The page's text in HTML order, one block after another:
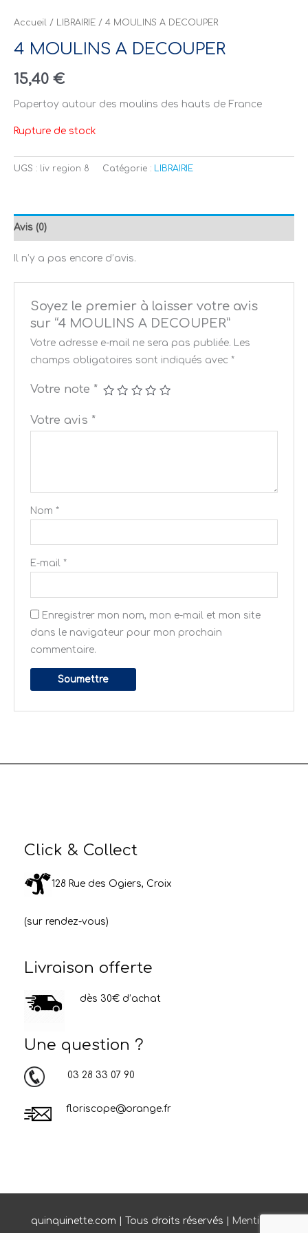
Accueil / LIBRAIRIE / 4 MOULINS A DECOUPER
4 MOULINS A DECOUPER
15,40 €
Papertoy autour des moulins des hauts de France
Rupture de stock
UGS : liv region 8 Catégorie : LIBRAIRIE
Avis (0)
Il n’y a pas encore d’avis.
Soyez le premier à laisser votre avis
sur “4 MOULINS A DECOUPER”
Votre adresse e-mail ne sera pas publiée.
Les
champs obligatoires sont indiqués avec *
Votre note *
Votre avis *
Nom *
E-mail *
Enregistrer mon nom, mon e-mail et mon site
dans le navigateur pour mon prochain
commentaire.
Click & Collect
128 Rue des Ogiers, Croix
(sur rendez-vous)
Livraison offerte
dès 30€ d’achat
Une question ?
03 28 33 07 90
floriscope@orange.fr
quinquinette.com | Tous droits réservés | Mentions